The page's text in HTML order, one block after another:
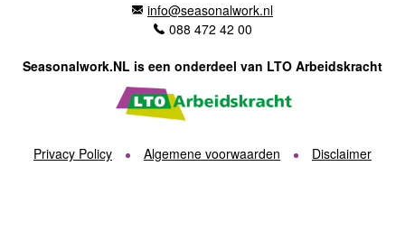
info@seasonalwork.nl
088 472 42 00
Seasonalwork.NL is een onderdeel van LTO Arbeidskracht
Privacy Policy Algemene voorwaarden Disclaimer